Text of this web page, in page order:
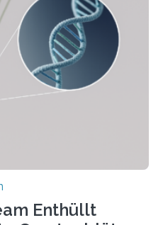
zeigt, dass die heutige
im
hervorgegangen
Abstammung“. Die
heute in der
Die
und…
Enthüllt